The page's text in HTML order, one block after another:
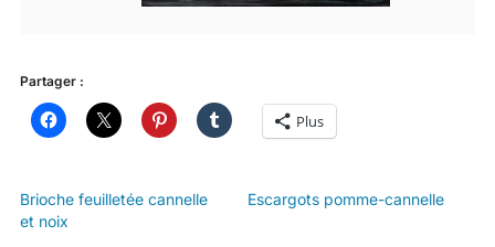
Partager :
Plus
Brioche feuilletée cannelle
et noix
Escargots pomme-cannelle